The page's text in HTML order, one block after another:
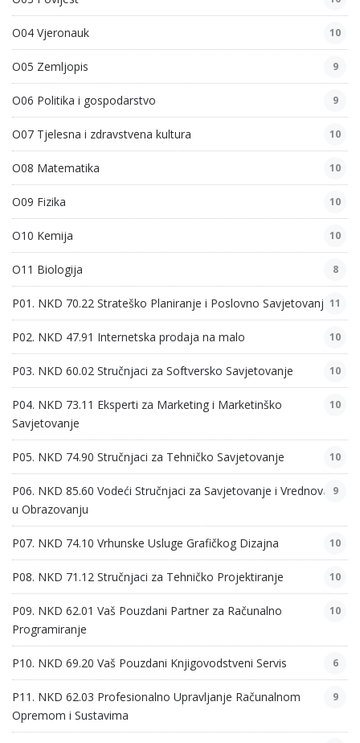
O04 Vjeronauk 10
O05 Zemljopis 9
O06 Politika i gospodarstvo 9
O07 Tjelesna i zdravstvena kultura 10
O08 Matematika 10
O09 Fizika 10
O10 Kemija 10
O11 Biologija 8
P01. NKD 70.22 Strateško Planiranje i Poslovno Savjetovanje11
P02. NKD 47.91 Internetska prodaja na malo 10
P03. NKD 60.02 Stručnjaci za Softversko Savjetovanje 10
P04. NKD 73.11 Eksperti za Marketing i Marketinško
Savjetovanje
10
P05. NKD 74.90 Stručnjaci za Tehničko Savjetovanje 10
P06. NKD 85.60 Vodeći Stručnjaci za Savjetovanje i Vrednovanje
u Obrazovanju
9
P07. NKD 74.10 Vrhunske Usluge Grafičkog Dizajna 10
P08. NKD 71.12 Stručnjaci za Tehničko Projektiranje 10
P09. NKD 62.01 Vaš Pouzdani Partner za Računalno
Programiranje
10
P10. NKD 69.20 Vaš Pouzdani Knjigovodstveni Servis 6
P11. NKD 62.03 Profesionalno Upravljanje Računalnom
Opremom i Sustavima
9